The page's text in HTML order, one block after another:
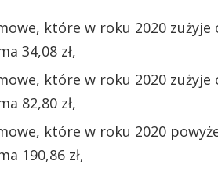
które w roku 2020 zużyje
34,08 zł,
które w roku 2020 zużyje
82,80 zł,
które w roku 2020
190,86 zł,